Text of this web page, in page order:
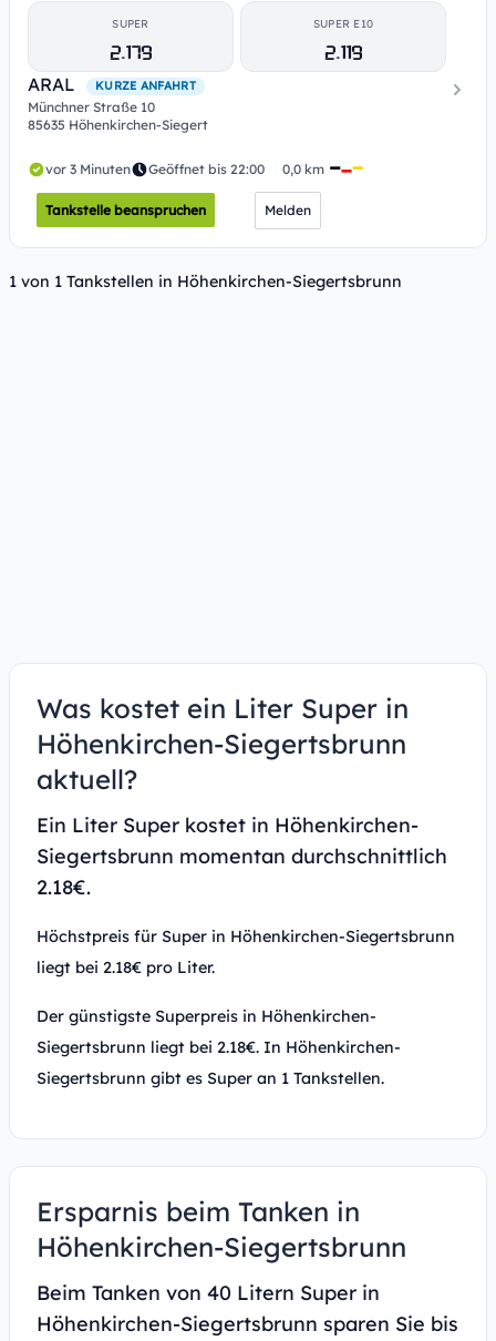
SUPER
2.179
SUPER E10
2.119
ARAL KURZE ANFAHRT
Münchner Straße 10
85635 Höhenkirchen-Siegert
vor 3 Minuten Geöffnet bis 22:00 0,0 km
Tankstelle beanspruchen Melden
1 von 1 Tankstellen in Höhenkirchen-Siegertsbrunn
Was kostet ein Liter Super in
Höhenkirchen-Siegertsbrunn
aktuell?
Ein Liter Super kostet in Höhenkirchen-
Siegertsbrunn momentan durchschnittlich
2.18€.
Höchstpreis für Super in Höhenkirchen-Siegertsbrunn
liegt bei 2.18€ pro Liter.
Der günstigste Superpreis in Höhenkirchen-
Siegertsbrunn liegt bei 2.18€. In Höhenkirchen-
Siegertsbrunn gibt es Super an 1 Tankstellen.
Ersparnis beim Tanken in
Höhenkirchen-Siegertsbrunn
Beim Tanken von 40 Litern Super in
Höhenkirchen-Siegertsbrunn sparen Sie bis